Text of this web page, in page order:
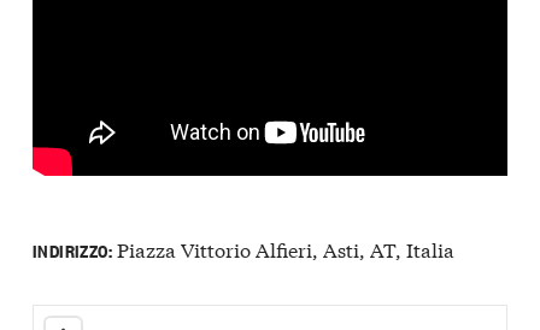
INDIRIZZO:Piazza Vittorio Alfieri, Asti, AT, Italia